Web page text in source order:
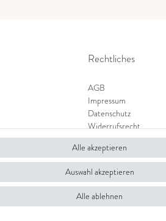
Rechtliches
AGB
Impressum
Datenschutz
Widerrufsrecht
Zahlung und Versand
Widerrufsformular
Alle akzeptieren
Auswahl akzeptieren
Alle ablehnen